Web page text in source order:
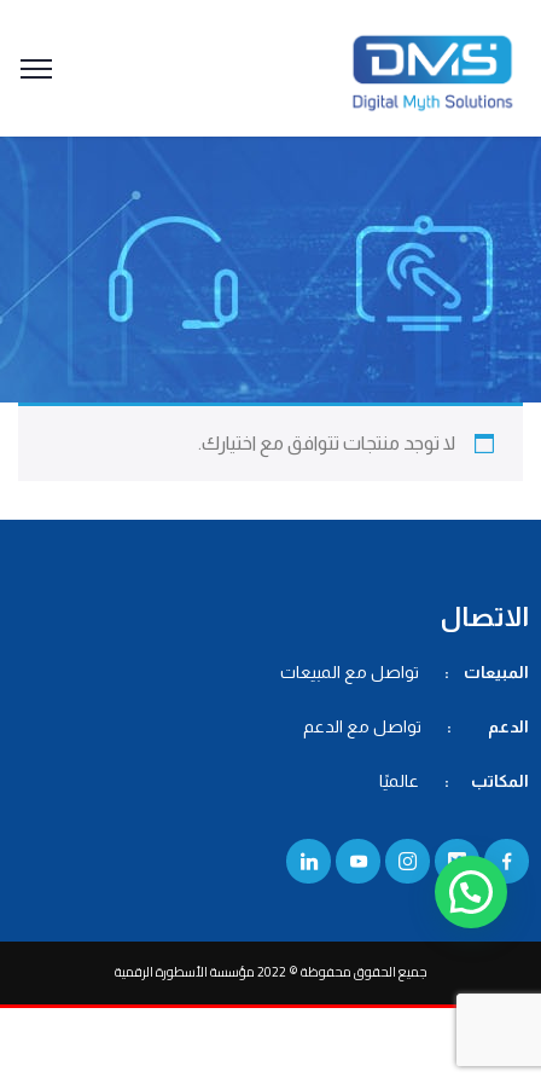
لا توجد منتجات تتوافق مع اختيارك.
الاتصال
المبيعات : تواصل مع المبيعات
الدعم : تواصل مع الدعم
المكاتب : عالميًا
جميع الحقوق محفوظة © 2022 مؤسسة الأسطورة الرقمية